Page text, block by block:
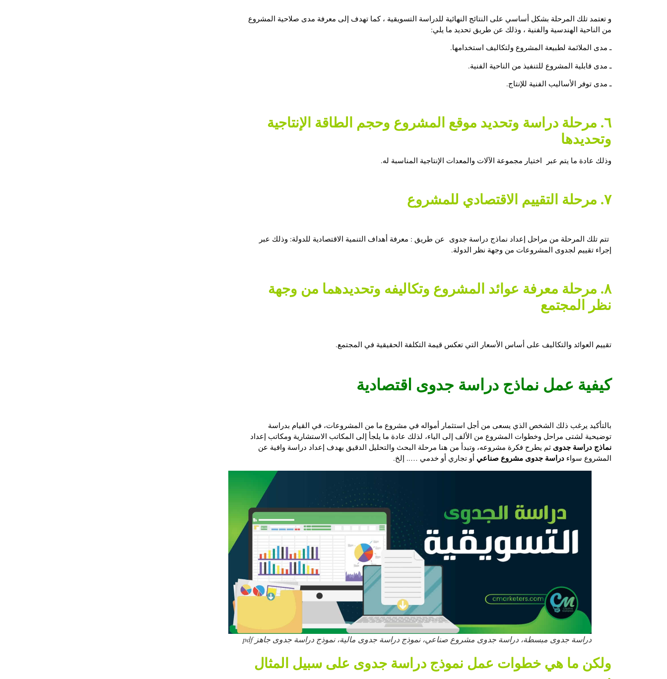
و تعتمد تلك المرحلة بشكل أساسي على النتائج النهائية للدراسة التسويقية ، كما تهدف إلى معرفة مدى صلاحية المشروع
من الناحية الهندسية والفنية ، وذلك عن طريق تحديد ما يلي:
ـ مدى الملائمة لطبيعة المشروع ولتكاليف استخدامها.
ـ مدى قابلية المشروع للتنفيذ من الناحية الفنية.
ـ مدى توفر الأساليب الفنية للإنتاج.
٦. مرحلة دراسة وتحديد موقع المشروع وحجم
الطاقة الإنتاجية
وتحديدها
وذلك عادة ما يتم عبر اختيار مجموعة الآلات والمعدات الإنتاجية المناسبة له.
٧. مرحلة التقييم الاقتصادي للمشروع
تتم تلك المرحلة من مراحل إعداد نماذج دراسة جدوى عن طريق : معرفة أهداف التنمية الاقتصادية للدولة: وذلك عبر
إجراء تقييم لجدوى المشروعات من وجهة نظر الدولة.
٨. مرحلة معرفة عوائد المشروع وتكاليفه وتحديدهما من وجهة
نظر المجتمع
تقييم العوائد والتكاليف على أساس الأسعار التي تعكس قيمة التكلفة الحقيقية في المجتمع.
كيفية عمل نماذج دراسة جدوى اقتصادية
بالتأكيد يرغب ذلك الشخص الذي يسعى من أجل استثمار أمواله في مشروع ما من المشروعات، في القيام بدراسة
توضيحية لشتى مراحل وخطوات المشروع من الألف إلى الياء، لذلك عادة ما يلجأ إلى المكاتب الاستشارية ومكاتب إعداد
نماذج دراسة جدوى ثم يطرح فكرة مشروعه، وتبدأ من هنا مرحلة البحث والتحليل الدقيق بهدف إعداد دراسة وافية عن
المشروع سواء دراسة جدوى مشروع صناعي أو تجاري أو خدمي ….. إلخ.
دراسة جدوى مبسطة، دراسة جدوى مشروع صناعي، نموذج دراسة جدوى مالية، نموذج دراسة جدوى جاهز pdf
ولكن ما هي خطوات عمل نموذج دراسة جدوى على سبيل المثال